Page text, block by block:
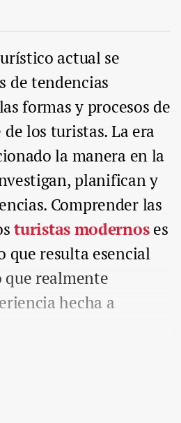
actual se
de tendencias
formas y procesos de
los turistas. La era
la manera en la
planifican y
Comprender las
turistas modernoses
que resulta esencial
que realmente
hecha a